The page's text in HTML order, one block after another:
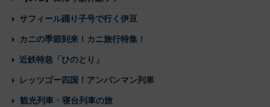
サフィール踊り子号で行く伊豆
カニの季節到来！カニ旅行特集！
近鉄特急「ひのとり」
レッツゴー四国！アンパンマン列車
観光列車・寝台列車の旅